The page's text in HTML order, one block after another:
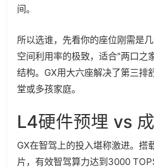
间。
所以选谁，先看你的座位刚需是
空间利用率的极致，适合"两口之
结构。GX用大六座解决了第三排
堂或多孩家庭。
L4硬件预埋 vs
GX在智驾上的投入堪称激进。搭
片，有效智驾算力达到3000